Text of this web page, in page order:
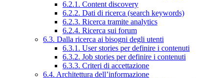
6.2.1. Content discovery
6.2.2. Dati di ricerca (search keywords)
6.2.3. Ricerca tramite analytics
6.2.4. Ricerca sui forum
6.3. Dalla ricerca ai bisogni degli utenti
6.3.1. User stories per definire i contenuti
6.3.2. Job stories per definire i contenuti
6.3.3. Criteri di accettazione
6.4. Architettura dell’informazione